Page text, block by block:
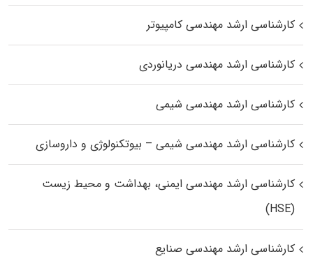
کارشناسی ارشد مهندسی کامپیوتر
کارشناسی ارشد مهندسی دریانوردی
کارشناسی ارشد مهندسی شیمی
کارشناسی ارشد مهندسی شیمی – بیوتکنولوژی و داروسازی
کارشناسی ارشد مهندسی ایمنی، بهداشت و محیط زیست
(HSE)
کارشناسی ارشد مهندسی صنایع